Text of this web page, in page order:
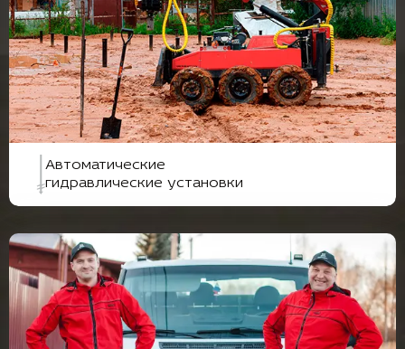
Автоматические
гидравлические установки